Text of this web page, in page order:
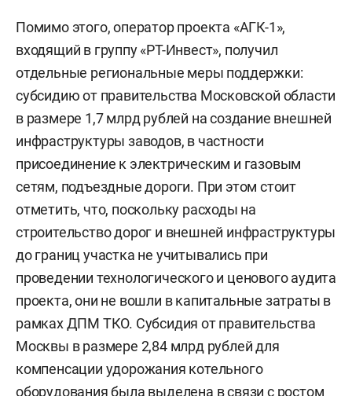
Помимо этого, оператор проекта «АГК-1»,
входящий в группу «РТ-Инвест», получил
отдельные региональные меры поддержки:
субсидию от правительства Московской области
в размере 1,7 млрд рублей на создание внешней
инфраструктуры заводов, в частности
присоединение к электрическим и газовым
сетям, подъездные дороги. При этом стоит
отметить, что, поскольку расходы на
строительство дорог и внешней инфраструктуры
до границ участка не учитывались при
проведении технологического и ценового аудита
проекта, они не вошли в капитальные затраты в
рамках ДПМ ТКО. Субсидия от правительства
Москвы в размере 2,84 млрд рублей для
компенсации удорожания котельного
оборудования была выделена в связи с ростом